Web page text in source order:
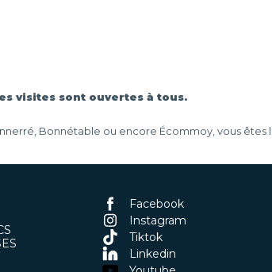
visites sont ouvertes à tous.
Bonnétable ou encore Écommoy, vous êtes
Facebook
Instagram
Tiktok
Linkedin